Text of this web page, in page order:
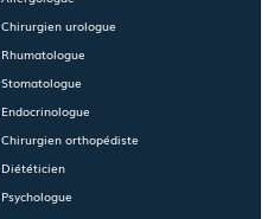
Chirurgien urologue
Rhumatologue
Stomatologue
Endocrinologue
Chirurgien orthopédiste
Diététicien
Psychologue